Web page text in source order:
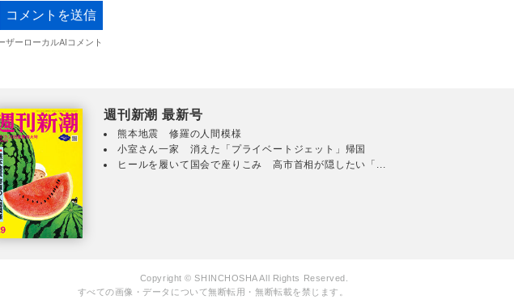
週刊新潮 最新号
熊本地震 修羅の人間模様
小室さん一家 消えた「プライベートジェット」帰国
ヒールを履いて国会で座りこみ 高市首相が隠したい「...
Copyright © SHINCHOSHA All Rights Reserved.
すべての画像・データについて無断転用・無断転載を禁じます。